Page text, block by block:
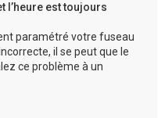
l’heure est toujours
paramétré votre fuseau
il se peut que le
ce problème à un